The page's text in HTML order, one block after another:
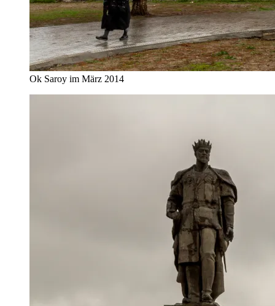
Ok Saroy im März 2014